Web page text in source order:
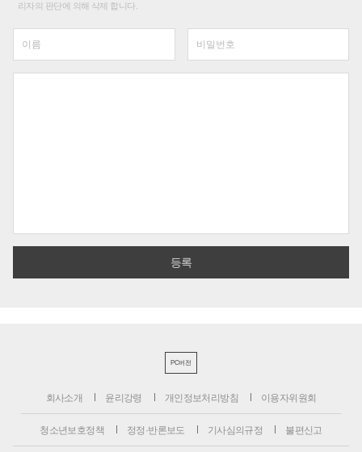
리자의 판단에 의해 삭제 합니다.
PC버전
회사소개 윤리강령 개인정보처리방침 이용자위원회
청소년보호정책 정정·반론보도 기사심의규정 불편신고